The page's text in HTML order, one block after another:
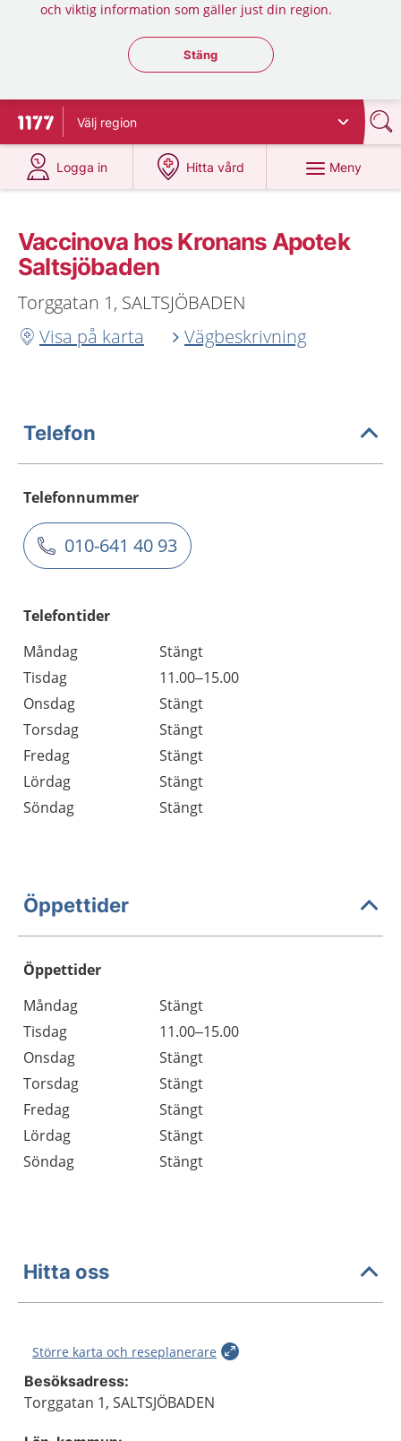
och viktig information som gäller just din region.
Stäng regionsväljaren
Stäng
Till startsidan för 1177
Välj region
Logga in
på 1177.se
Hitta vård
på 1177.se
Meny
Vaccinova hos Kronans Apotek
Saltsjöbaden
Torggatan 1, SALTSJÖBADEN
Visa på karta
Vägbeskrivning
Telefon
Telefonnummer
010-641 40 93
Telefontider
Måndag
Stängt
Tisdag
11.00–15.00
Onsdag
Stängt
Torsdag
Stängt
Fredag
Stängt
Lördag
Stängt
Söndag
Stängt
Öppettider
Öppettider
Dag
Öppettider
Kommentarer
Måndag
Stängt
Tisdag
11.00–15.00
Onsdag
Stängt
Torsdag
Stängt
Fredag
Stängt
Lördag
Stängt
Söndag
Stängt
Hitta oss
Större karta och reseplanerare
Besöksadress:
Torggatan 1, SALTSJÖBADEN